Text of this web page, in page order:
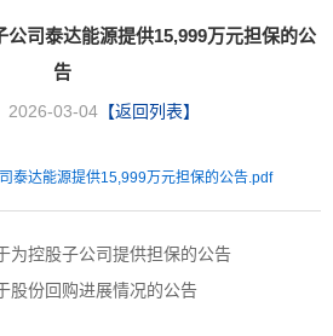
司泰达能源提供15,999万元担保的公
告
2026-03-04 【返回列表】
泰达能源提供15,999万元担保的公告.pdf
为控股子公司提供担保的公告
股份回购进展情况的公告